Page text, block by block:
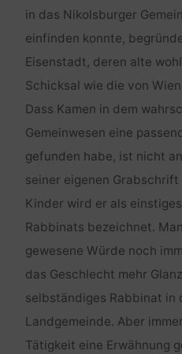
in das Nikolsburger
einfinden konnte,
Eisenstadt, deren alte
Schicksal wie die von
Dass Kamen in dem
Gemeinwesen eine
gefunden habe, ist nicht
seiner eigenen
Kinder wird er als
Rabbinats bezeichnet.
gewesene Würde noch
das Geschlecht mehr
selbständiges Rabbinat in
Landgemeinde. Aber
Tätigkeit eine Erwähnung